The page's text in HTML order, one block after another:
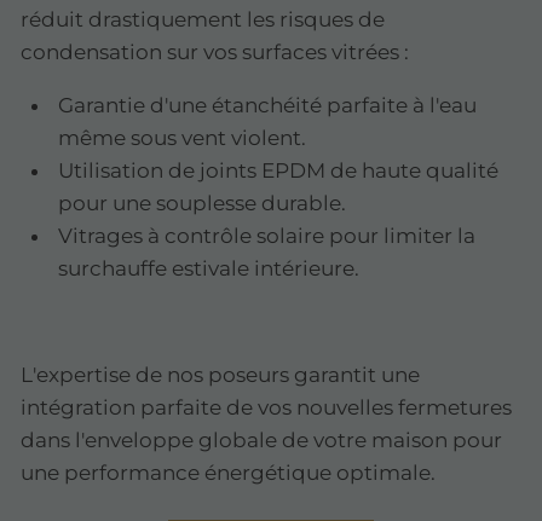
réduit drastiquement les risques de
condensation sur vos surfaces vitrées :
Garantie d'une étanchéité parfaite à l'eau
même sous vent violent.
Utilisation de joints EPDM de haute qualité
pour une souplesse durable.
Vitrages à contrôle solaire pour limiter la
surchauffe estivale intérieure.
L'expertise de nos poseurs garantit une
intégration parfaite de vos nouvelles fermetures
dans l'enveloppe globale de votre maison pour
une performance énergétique optimale.